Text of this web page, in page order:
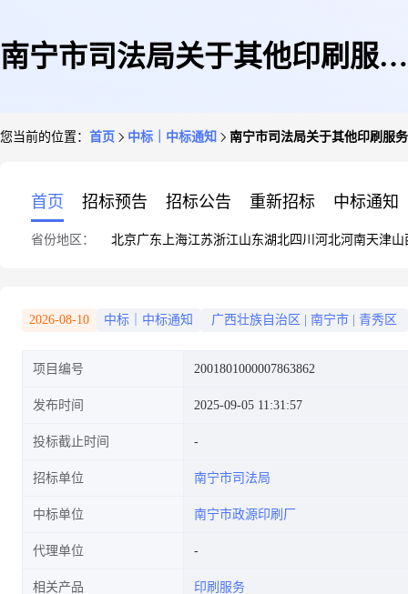
南宁市司法局关于其他印刷服务
您当前的位置： 首页 中标｜中标通知 南宁市司法局关于其他印刷服
首页 招标预告 招标公告 重新招标 中标通知
省份地区： 北京广东 上海江苏浙江山东湖北四川 河北河南天津山
2026-08-10 中标｜中标通知 广西壮族自治区 南宁市 青秀区
项目编号 2001801000007863862
发布时间 2025-09-05 11:31:57
投标截止时间
招标单位 南宁市司法局
中标单位 南宁市政源印刷厂
代理单位
相关产品 印刷服务